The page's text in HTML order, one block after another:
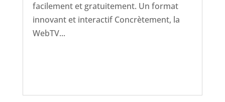
facilement et gratuitement. Un format
innovant et interactif Concrètement, la
WebTV...